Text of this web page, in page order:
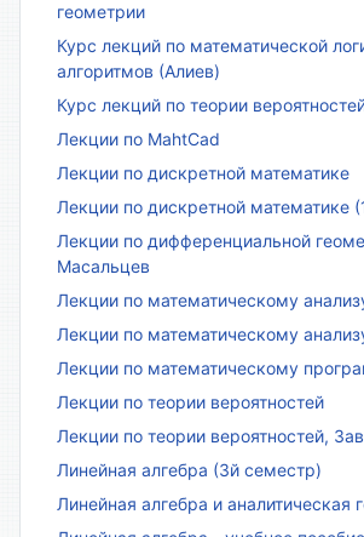
геометрии
Курс лекций по математической
алгоритмов (Алиев)
Курс лекций по теории
Лекции по MahtCad
Лекции по дискретной математике
Лекции по дискретной математике
Лекции по дифференциальной
Масальцев
Лекции по математическому
Лекции по математическому
Лекции по математическому
Лекции по теории вероятностей
Лекции по теории вероятностей,
Линейная алгебра (3й семестр)
Линейная алгебра и аналитическая